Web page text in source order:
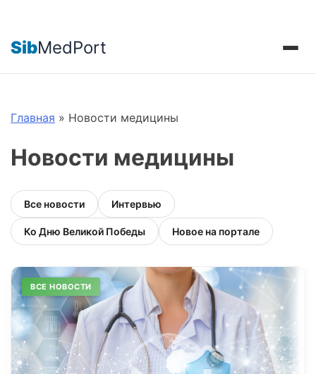
SibMedPort
Главная » Новости медицины
Новости медицины
Все новости Интервью
Ко Дню Великой Победы Новое на портале
ВСЕ НОВОСТИ